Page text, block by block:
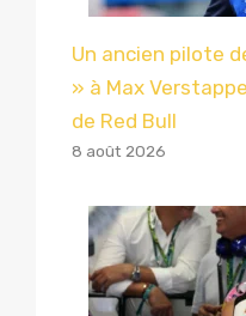
Un ancien pilote
» à Max
de Red Bull
8 août 2026